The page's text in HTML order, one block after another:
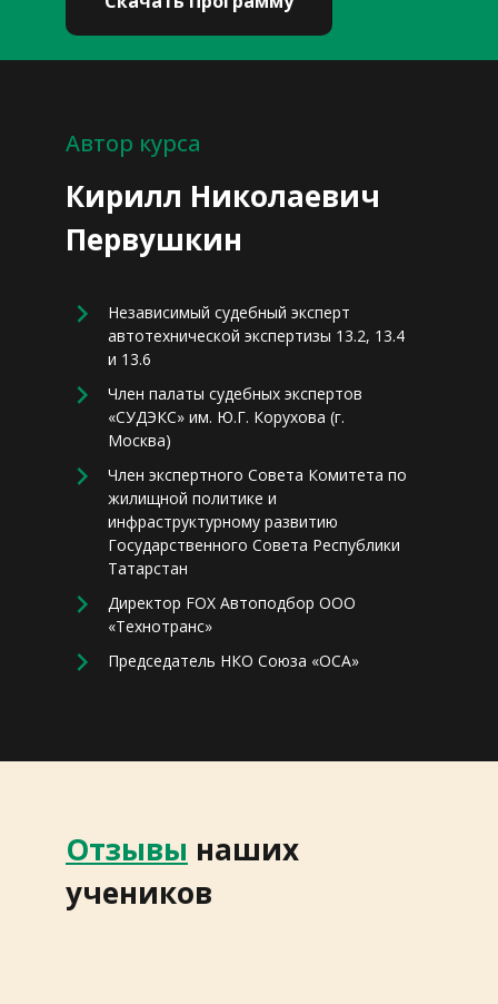
Автор курса
Кирилл Николаевич
Первушкин
Независимый судебный эксперт
автотехнической экспертизы 13.2, 13.4
и 13.6
Член палаты судебных экспертов
«СУДЭКС» им. Ю.Г. Корухова (г.
Москва)
Член экспертного Совета Комитета по
жилищной политике и
инфраструктурному развитию
Государственного Совета Республики
Татарстан
Директор FOX Автоподбор ООО
«Технотранс»
Председатель НКО Союза «ОСА»
Отзывы наших
учеников